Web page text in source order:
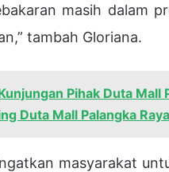
masih dalam
tambah Gloriana.
Pihak Duta Mall
Duta Mall Palangka
masyarakat